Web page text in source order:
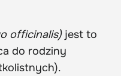
officinalis)jest to
do rodziny